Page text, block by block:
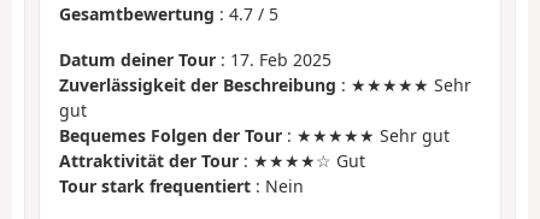
Gesamtbewertung : 4.7 / 5
Datum deiner Tour : 17. Feb 2025
Zuverlässigkeit der Beschreibung : ★★★★★ Sehr
gut
Bequemes Folgen der Tour : ★★★★★ Sehr gut
Attraktivität der Tour : ★★★★☆ Gut
Tour stark frequentiert : Nein